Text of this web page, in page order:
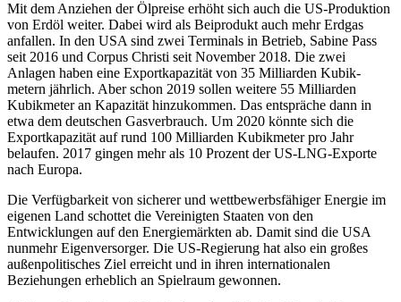
Mit dem Anziehen der Ölpreise erhöht sich auch die US-Produktion
von Erdöl wei­ter. Dabei wird als Beiprodukt auch mehr Erdgas
anfallen. In den USA sind zwei Ter­minals in Betrieb, Sabine Pass
seit 2016 und Corpus Christi seit No­vember 2018. Die zwei
Anlagen haben eine Exportkapazität von 35 Milliarden Kubik­
metern jährlich. Aber schon 2019 sollen weitere 55 Milliar­den
Kubikmeter an Kapa­zität hinzukommen. Das entspräche dann in
etwa dem deutschen Gasverbrauch. Um 2020 könnte sich die
Export­kapazität auf rund 100 Mil­liarden Kubikmeter pro Jahr
belaufen. 2017 gingen mehr als 10 Prozent der US-LNG-Ex­porte
nach Europa.
Die Verfüg­barkeit von sicherer und wett­bewerbsfähiger Energie im
eigenen Land schottet die Vereinigten Staaten von den
Entwicklungen auf den Energiemärkten ab. Damit sind die USA
nunmehr Eigenversorger. Die US-Regierung hat also ein großes
außenpolitisches Ziel erreicht und in ihren internationalen
Beziehungen erheblich an Spielraum gewonnen.